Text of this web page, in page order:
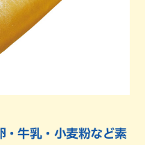
・牛乳・小麦粉など素